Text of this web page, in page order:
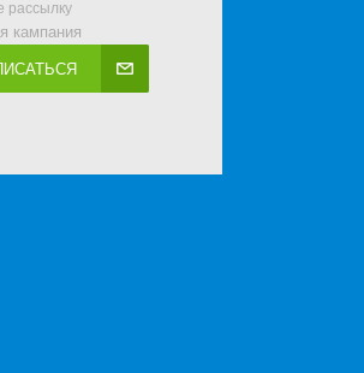
рассылку
кампания